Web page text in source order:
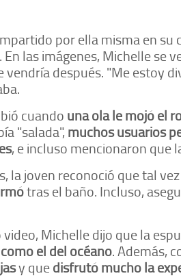
por ella misma en
las imágenes, Michelle se
vendría después. "Me estoy
cuando una ola le mojó el
"salada", muchos usuarios
, e incluso mencionaron que
la joven reconoció que tal vez
tras el baño. Incluso,
Michelle dijo que la
el del océano. Además,
y quedisfrutó mucho la